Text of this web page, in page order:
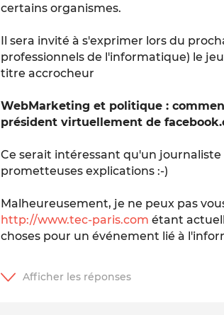
certains organismes.
Il sera invité à s'exprimer lors du
professionnels de l'informatique) le
titre accrocheur
WebMarketing et politique :
président virtuellement de
Ce serait intéressant qu'un
prometteuses explications :-)
Malheureusement, je ne peux pas
http://www.tec-paris.com étant
choses pour un événement lié à